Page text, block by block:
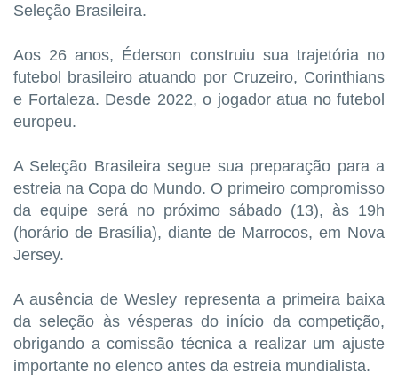
Seleção Brasileira.
Aos 26 anos, Éderson construiu sua trajetória no
futebol brasileiro atuando por Cruzeiro, Corinthians
e Fortaleza. Desde 2022, o jogador atua no futebol
europeu.
A Seleção Brasileira segue sua preparação para a
estreia na Copa do Mundo. O primeiro compromisso
da equipe será no próximo sábado (13), às 19h
(horário de Brasília), diante de Marrocos, em Nova
Jersey.
A ausência de Wesley representa a primeira baixa
da seleção às vésperas do início da competição,
obrigando a comissão técnica a realizar um ajuste
importante no elenco antes da estreia mundialista.